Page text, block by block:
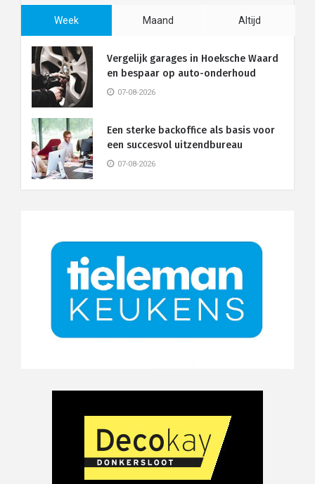
Week Maand Altijd
Vergelijk garages in Hoeksche Waard
en bespaar op auto-onderhoud
07-08-2026
Een sterke backoffice als basis voor
een succesvol uitzendbureau
07-08-2026